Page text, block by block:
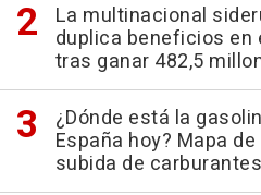
La multinacional
duplica beneficios
tras ganar 482,5
¿Dónde está la
España hoy? Mapa
subida de